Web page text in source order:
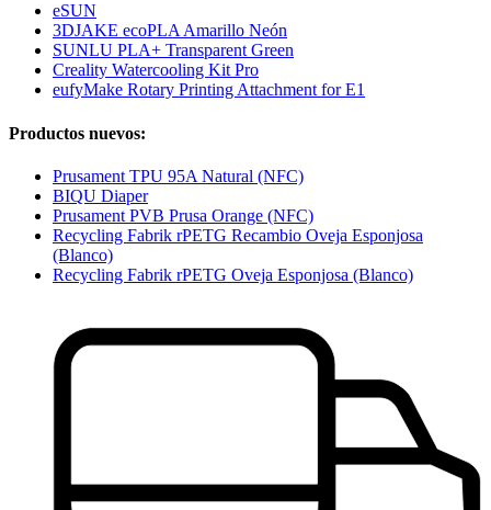
eSUN
3DJAKE ecoPLA Amarillo Neón
SUNLU PLA+ Transparent Green
Creality Watercooling Kit Pro
eufyMake Rotary Printing Attachment for E1
Productos nuevos:
Prusament TPU 95A Natural (NFC)
BIQU Diaper
Prusament PVB Prusa Orange (NFC)
Recycling Fabrik rPETG Recambio Oveja Esponjosa
(Blanco)
Recycling Fabrik rPETG Oveja Esponjosa (Blanco)